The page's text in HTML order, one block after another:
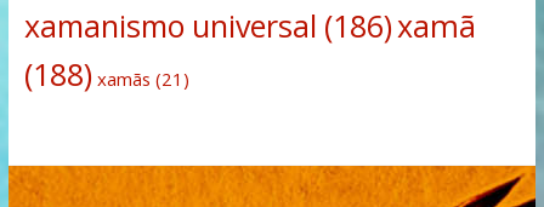
xamanismo universal (186)xamã
(188) xamãs (21)